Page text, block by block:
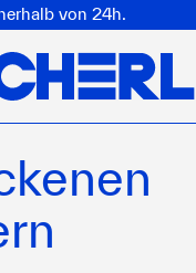
von 24h.